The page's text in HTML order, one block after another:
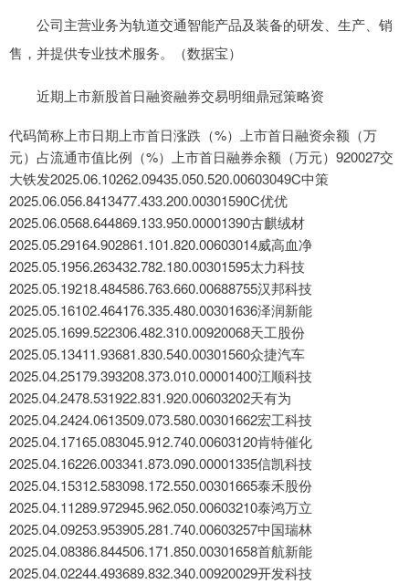
公司主营业务为轨道交通智能产品及装备的研发、生产、销
售，并提供专业技术服务。（数据宝）
近期上市新股首日融资融券交易明细鼎冠策略资
代码简称上市日期上市首日涨跌（%）上市首日融资余额（万
元）占流通市值比例（%）上市首日融券余额（万元）920027交
大铁发2025.06.10262.09435.050.520.00603049C中策
2025.06.056.8413477.433.200.00301590C优优
2025.06.0568.644869.133.950.00001390古麒绒材
2025.05.29164.902861.101.820.00603014威高血净
2025.05.1956.263432.782.180.00301595太力科技
2025.05.19218.484586.763.660.00688755汉邦科技
2025.05.16102.464176.335.480.00301636泽润新能
2025.05.1699.522306.482.310.00920068天工股份
2025.05.13411.93681.830.540.00301560众捷汽车
2025.04.25179.393208.373.010.00001400江顺科技
2025.04.2478.531922.831.920.00603202天有为
2025.04.2424.0613509.073.580.00301662宏工科技
2025.04.17165.083045.912.740.00603120肯特催化
2025.04.16226.003341.873.090.00001335信凯科技
2025.04.15312.583098.172.550.00301665泰禾股份
2025.04.11289.972945.962.050.00603210泰鸿万立
2025.04.09253.953905.281.740.00603257中国瑞林
2025.04.08386.844506.171.850.00301658首航新能
2025.04.02244.493689.832.340.00920029开发科技